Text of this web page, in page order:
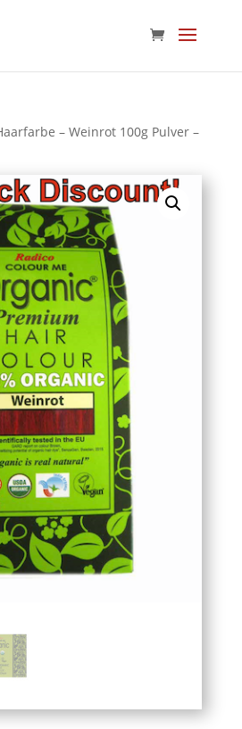
– Weinrot 100g Pulver –